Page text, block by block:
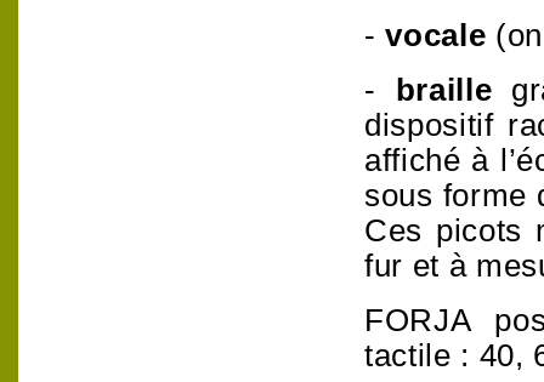
-vocale
-
braille
dispositif
affiché à
sous forme
Ces picots
fur et à
FORJA
tactile : 40,